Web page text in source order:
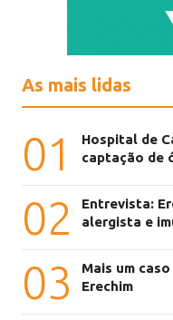
As mais lidas
01
Hospital de
captação de
02
Entrevista:
alergista e
03
Mais um
Erechim